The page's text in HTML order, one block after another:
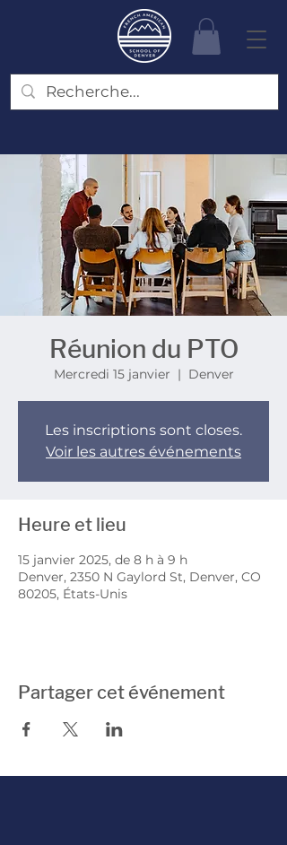
Réunion du PTO
Mercredi 15 janvier
  |
Denver
Les inscriptions sont closes.
Voir les autres événements
Heure et lieu
15 janvier 2025, de 8 h à 9 h
Denver, 2350 N Gaylord St, Denver, CO
80205, États-Unis
Partager cet événement